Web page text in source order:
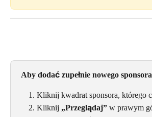
Aby dodać zupełnie nowego
Kliknij kwadrat sponsora, którego
Kliknij „Przeglądaj” w prawym